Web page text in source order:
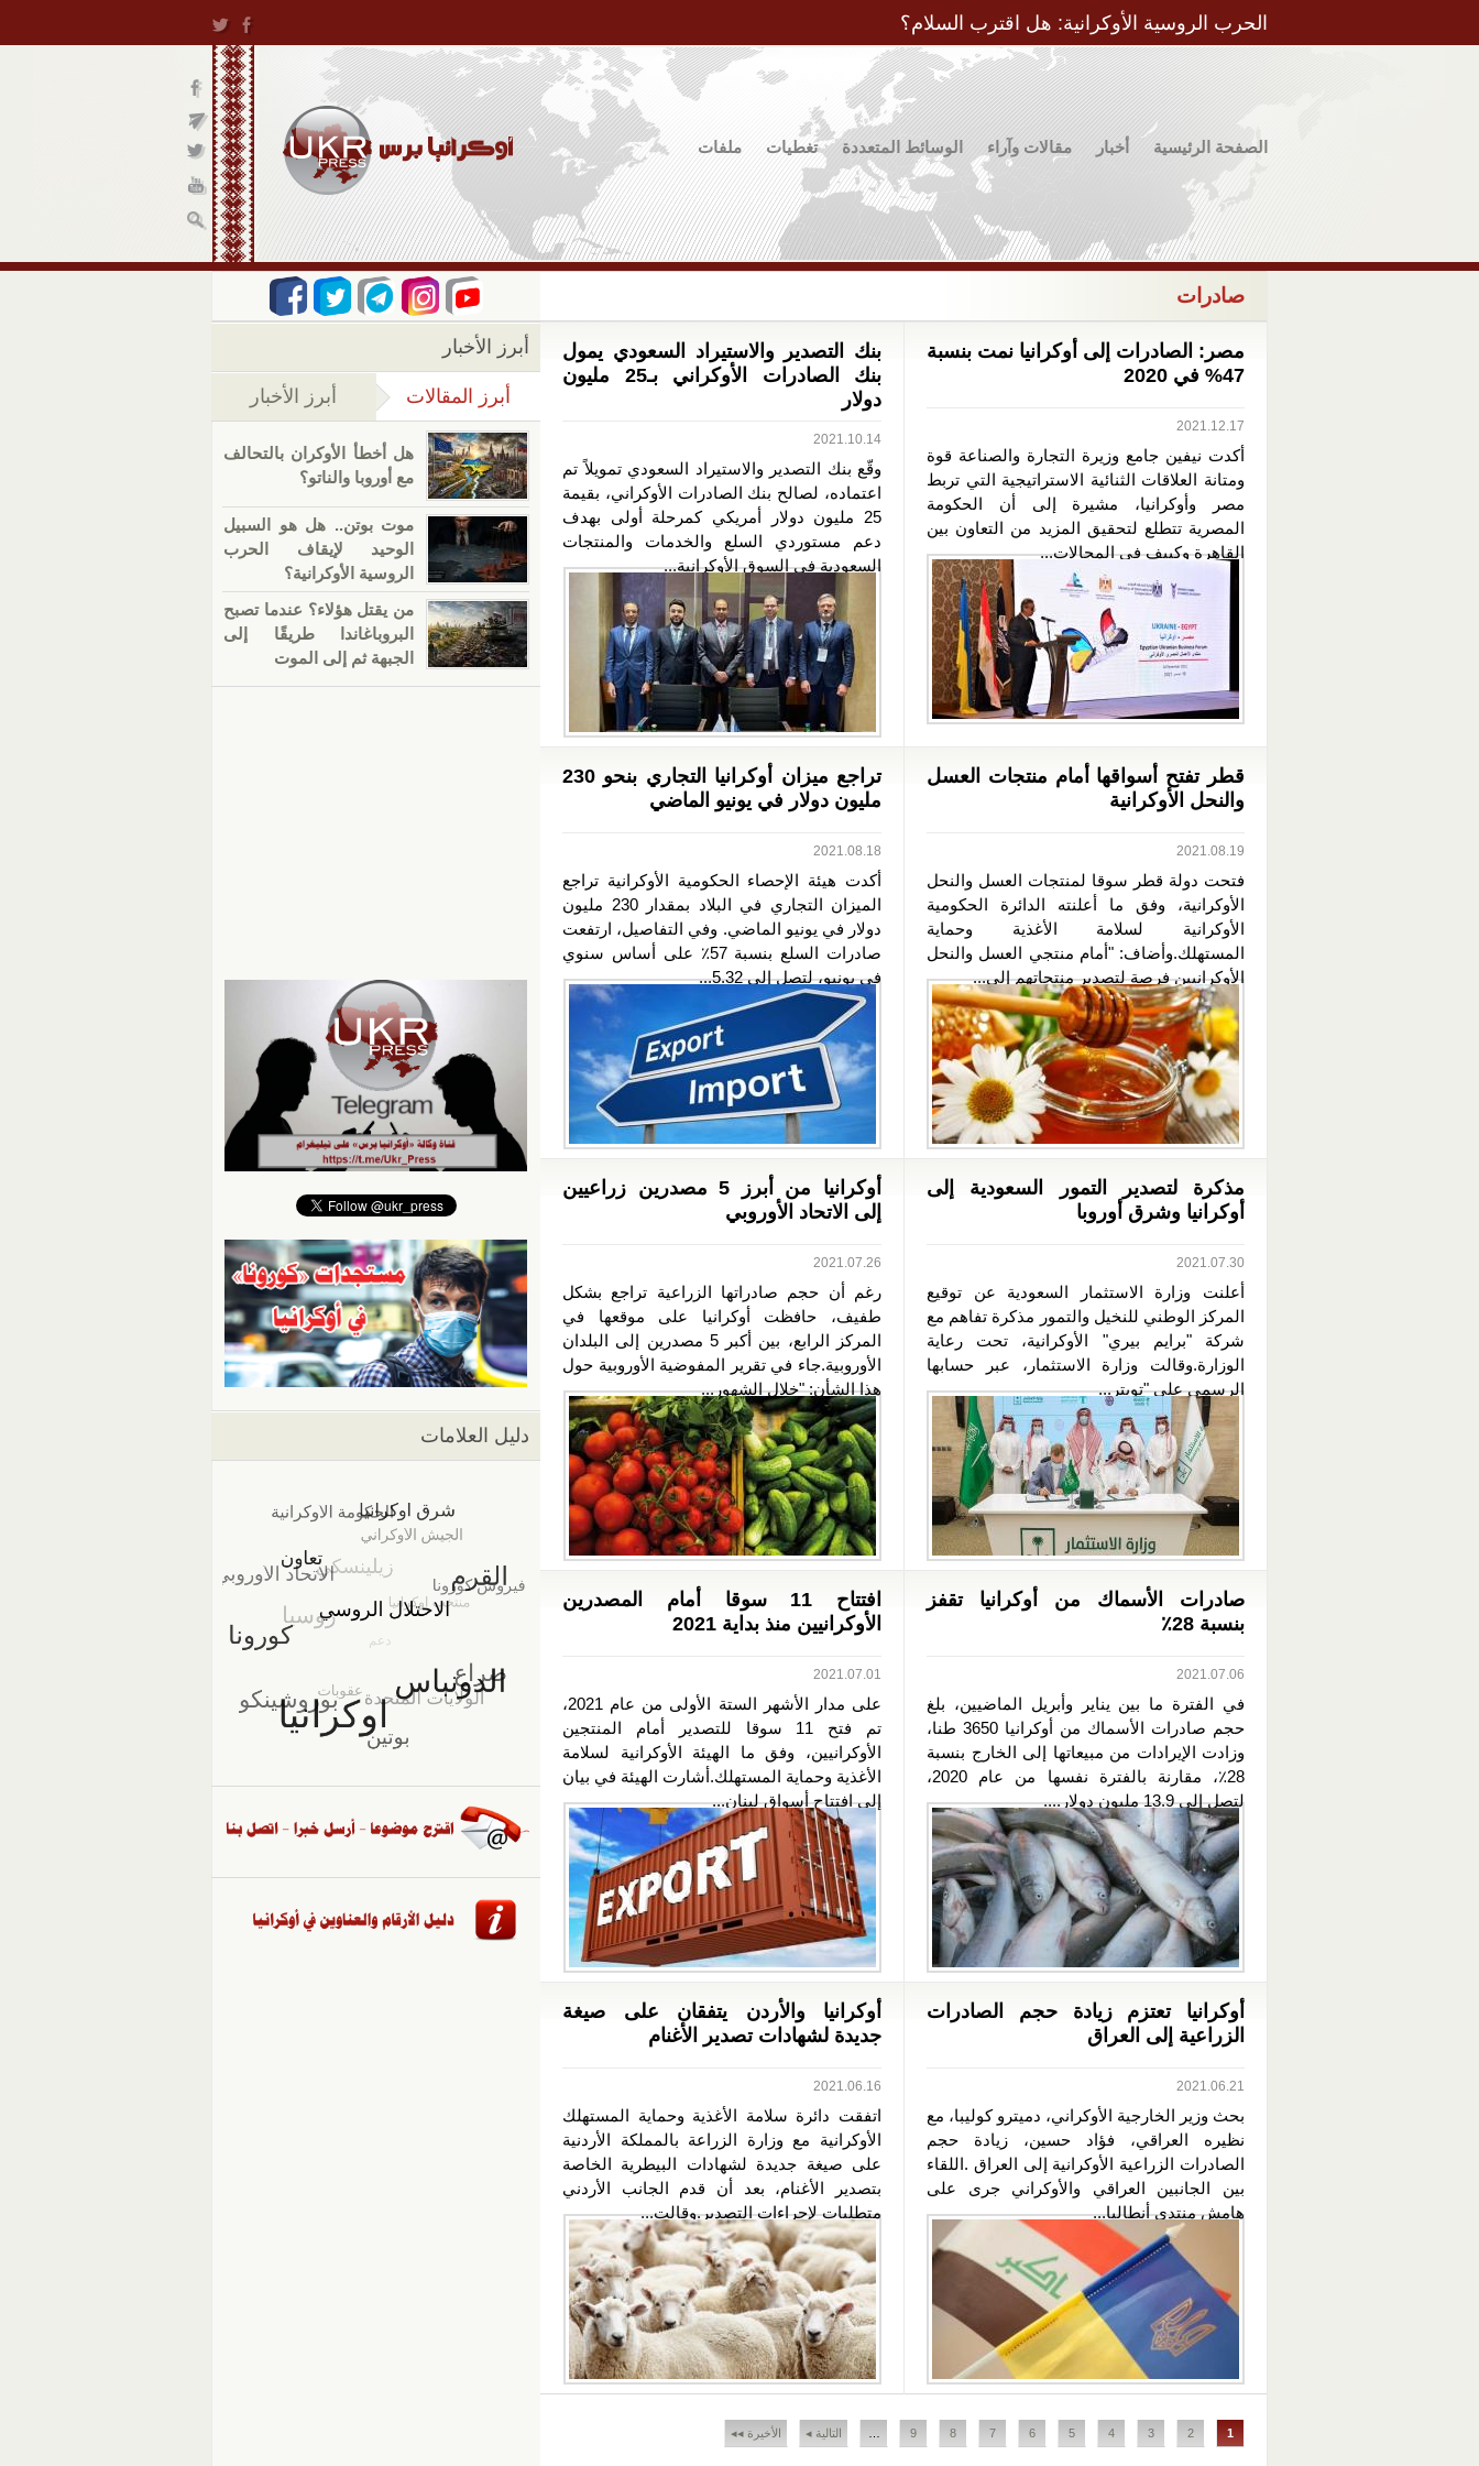
الحرب الروسية الأوكرانية: هل اقترب السلام؟
الصفحة الرئيسية أخبار مقالات وآراء الوسائط المتعددة تغطيات ملفات
صادرات
مصر: الصادرات إلى أوكرانيا نمت بنسبة
47% في 2020
2021.12.17
أكدت نيفين جامع وزيرة التجارة والصناعة قوة
ومتانة العلاقات الثنائية الاستراتيجية التي تربط
مصر وأوكرانيا، مشيرة إلى أن الحكومة
المصرية تتطلع لتحقيق المزيد من التعاون بين
القاهرة وكييف في المجالات...
بنك التصدير والاستيراد السعودي يمول
بنك الصادرات الأوكراني بـ25 مليون
دولار
2021.10.14
وقّع بنك التصدير والاستيراد السعودي تمويلاً تم
اعتماده، لصالح بنك الصادرات الأوكراني، بقيمة
25 مليون دولار أمريكي كمرحلة أولى بهدف
دعم مستوردي السلع والخدمات والمنتجات
السعودية في السوق الأوكرانية...
قطر تفتح أسواقها أمام منتجات العسل
والنحل الأوكرانية
2021.08.19
فتحت دولة قطر سوقا لمنتجات العسل والنحل
الأوكرانية، وفق ما أعلنته الدائرة الحكومية
الأوكرانية لسلامة الأغذية وحماية
المستهلك.وأضاف: "أمام منتجي العسل والنحل
الأوكرانيين فرصة لتصدير منتجاتهم إلى...
تراجع ميزان أوكرانيا التجاري بنحو 230
مليون دولار في يونيو الماضي
2021.08.18
أكدت هيئة الإحصاء الحكومية الأوكرانية تراجع
الميزان التجاري في البلاد بمقدار 230 مليون
دولار في يونيو الماضي. وفي التفاصيل، ارتفعت
صادرات السلع بنسبة 57٪ على أساس سنوي
في يونيو، لتصل إلى 5.32...
مذكرة لتصدير التمور السعودية إلى
أوكرانيا وشرق أوروبا
2021.07.30
أعلنت وزارة الاستثمار السعودية عن توقيع
المركز الوطني للنخيل والتمور مذكرة تفاهم مع
شركة "برايم بيري" الأوكرانية، تحت رعاية
الوزارة.وقالت وزارة الاستثمار، عبر حسابها
الرسمي على "تويتر...
أوكرانيا من أبرز 5 مصدرين زراعيين
إلى الاتحاد الأوروبي
2021.07.26
رغم أن حجم صادراتها الزراعية تراجع بشكل
طفيف، حافظت أوكرانيا على موقعها في
المركز الرابع، بين أكبر 5 مصدرين إلى البلدان
الأوروبية.جاء في تقرير المفوضية الأوروبية حول
هذا الشأن: "خلال الشهور...
صادرات الأسماك من أوكرانيا تقفز
بنسبة 28٪
2021.07.06
في الفترة ما بين يناير وأبريل الماضيين، بلغ
حجم صادرات الأسماك من أوكرانيا 3650 طنا،
وزادت الإيرادات من مبيعاتها إلى الخارج بنسبة
28٪، مقارنة بالفترة نفسها من عام 2020،
لتصل إلى 13.9 مليون دولار....
افتتاح 11 سوقا أمام المصدرين
الأوكرانيين منذ بداية 2021
2021.07.01
على مدار الأشهر الستة الأولى من عام 2021،
تم فتح 11 سوقا للتصدير أمام المنتجين
الأوكرانيين، وفق ما الهيئة الأوكرانية لسلامة
الأغذية وحماية المستهلك.أشارت الهيئة في بيان
إلى افتتاح أسواق لبنان...
أوكرانيا تعتزم زيادة حجم الصادرات
الزراعية إلى العراق
2021.06.21
بحث وزير الخارجية الأوكراني، دميترو كوليبا، مع
نظيره العراقي، فؤاد حسين، زيادة حجم
الصادرات الزراعية الأوكرانية إلى العراق .اللقاء
بين الجانبين العراقي والأوكراني جرى على
هامش منتدى أنطاليا...
أوكرانيا والأردن يتفقان على صيغة
جديدة لشهادات تصدير الأغنام
2021.06.16
اتفقت دائرة سلامة الأغذية وحماية المستهلك
الأوكرانية مع وزارة الزراعة بالمملكة الأردنية
على صيغة جديدة لشهادات البيطرية الخاصة
بتصدير الأغنام، بعد أن قدم الجانب الأردني
متطلبات لإجراءات التصدير.وقالت...
الصفحات
1
2
3
4
5
6
7
8
9 التالية ◂ الأخيرة ◂◂
أبرز الأخبار
أبرز المقالات (علامة التبويب النشطة)
أبرز الأخبار
هل أخطأ الأوكران بالتحالف
مع أوروبا والناتو؟
موت بوتن.. هل هو السبيل
الوحيد لإيقاف الحرب
الروسية الأوكرانية؟
من يقتل هؤلاء؟ عندما تصبح
البروباغاندا طريقًا إلى
الجبهة ثم إلى الموت
دليل العلامات